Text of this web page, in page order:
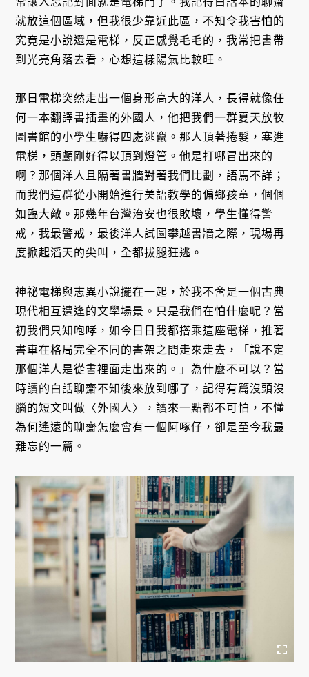
就放這個區域，但我很少靠近此區，不知令我害怕的
究竟是小說還是電梯，反正感覺毛毛的，我常把書帶
到光亮角落去看，心想這樣陽氣比較旺。
那日電梯突然走出一個身形高大的洋人，長得就像任
何一本翻譯書插畫的外國人，他把我們一群夏天放牧
圖書館的小學生嚇得四處逃竄。那人頂著捲髮，塞進
電梯，頭顱剛好得以頂到燈管。他是打哪冒出來的
啊？那個洋人且隔著書牆對著我們比劃，語焉不詳；
而我們這群從小開始進行美語教學的偏鄉孩童，個個
如臨大敵。那幾年台灣治安也很敗壞，學生懂得警
戒，我最警戒，最後洋人試圖攀越書牆之際，現場再
度掀起滔天的尖叫，全都拔腿狂逃。
神祕電梯與志異小說擺在一起，於我不啻是一個古典
現代相互遭逢的文學場景。只是我們在怕什麼呢？當
初我們只知咆哮，如今日日我都搭乘這座電梯，推著
書車在格局完全不同的書架之間走來走去，「說不定
那個洋人是從書裡面走出來的。」為什麼不可以？當
時讀的白話聊齋不知後來放到哪了，記得有篇沒頭沒
腦的短文叫做〈外國人〉，讀來一點都不可怕，不懂
為何遙遠的聊齋怎麼會有一個阿啄仔，卻是至今我最
難忘的一篇。